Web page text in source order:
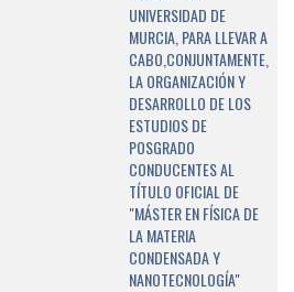
UNIVERSIDAD DE
MURCIA, PARA LLEVAR A
CABO,CONJUNTAMENTE,
LA ORGANIZACIÓN Y
DESARROLLO DE LOS
ESTUDIOS DE
POSGRADO
CONDUCENTES AL
TÍTULO OFICIAL DE
"MÁSTER EN FÍSICA DE
LA MATERIA
CONDENSADA Y
NANOTECNOLOGÍA"